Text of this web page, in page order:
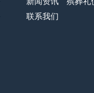
联系我们